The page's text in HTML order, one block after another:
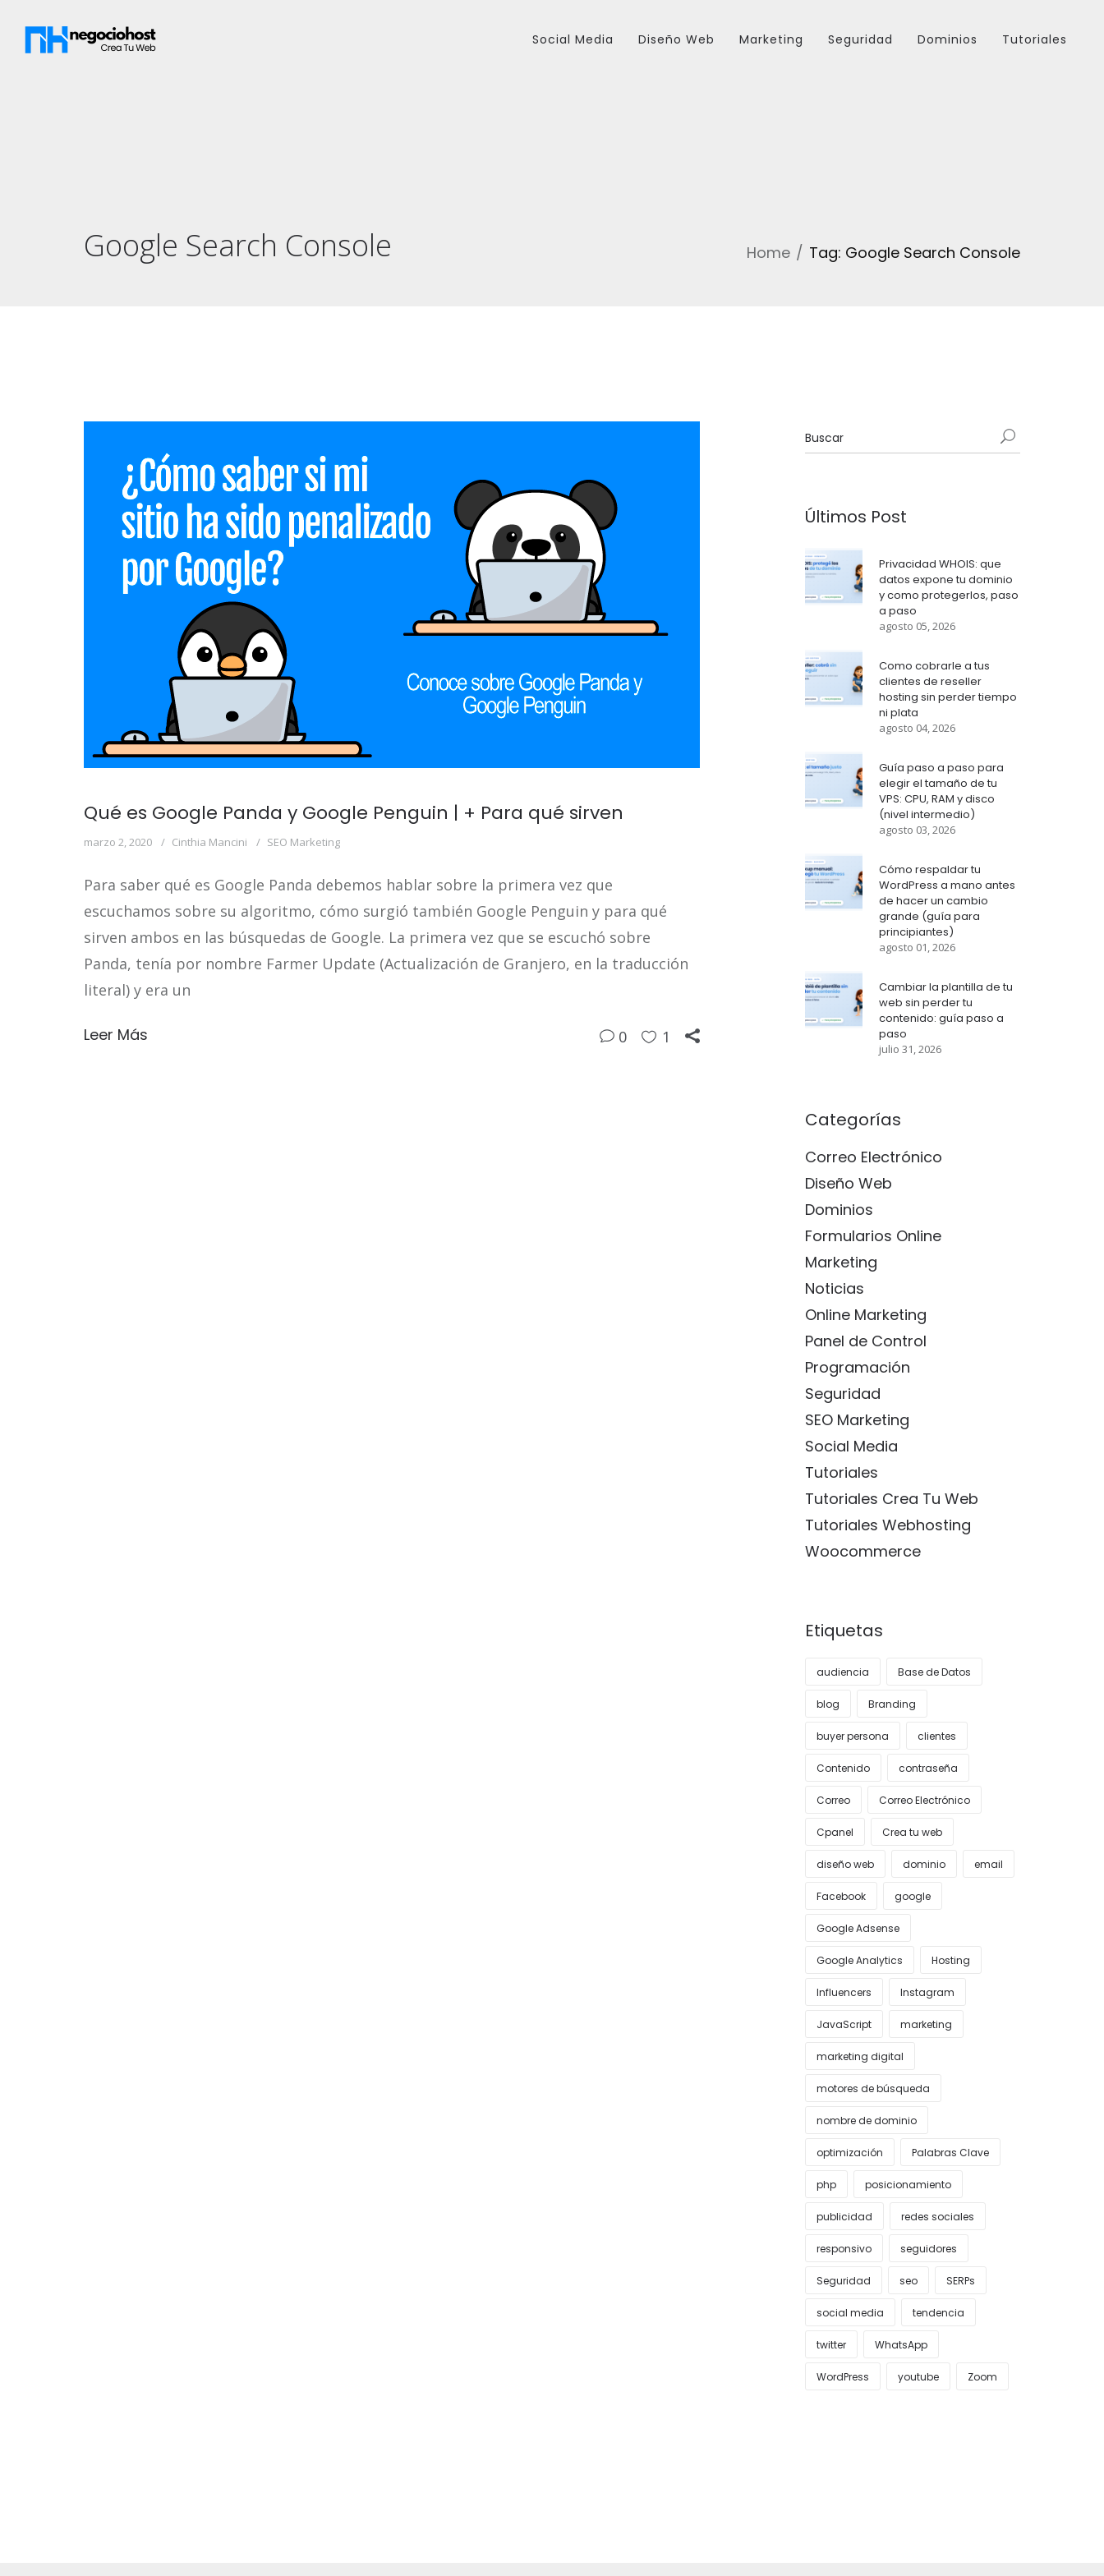
Social Media Diseño Web Marketing Seguridad Dominios Tutoriales
Google Search Console Home Tag: Google Search Console
Qué es Google Panda y Google Penguin | + Para qué sirven
marzo 2, 2020 Cinthia Mancini SEO Marketing
Para saber qué es Google Panda debemos hablar sobre la primera vez que
escuchamos sobre su algoritmo, cómo surgió también Google Penguin y para qué
sirven ambos en las búsquedas de Google. La primera vez que se escuchó sobre
Panda, tenía por nombre Farmer Update (Actualización de Granjero, en la traducción
literal) y era un
Leer Más 0 1
Últimos Post
Privacidad WHOIS: que
datos expone tu dominio
y como protegerlos, paso
a paso
agosto 05, 2026
Como cobrarle a tus
clientes de reseller
hosting sin perder tiempo
ni plata
agosto 04, 2026
Guía paso a paso para
elegir el tamaño de tu
VPS: CPU, RAM y disco
(nivel intermedio)
agosto 03, 2026
Cómo respaldar tu
WordPress a mano antes
de hacer un cambio
grande (guía para
principiantes)
agosto 01, 2026
Cambiar la plantilla de tu
web sin perder tu
contenido: guía paso a
paso
julio 31, 2026
Categorías
Correo Electrónico
Diseño Web
Dominios
Formularios Online
Marketing
Noticias
Online Marketing
Panel de Control
Programación
Seguridad
SEO Marketing
Social Media
Tutoriales
Tutoriales Crea Tu Web
Tutoriales Webhosting
Woocommerce
Etiquetas
audiencia Base de Datos
blog Branding
buyer persona clientes
Contenido contraseña
Correo Correo Electrónico
Cpanel Crea tu web
diseño web dominio email
Facebook google
Google Adsense
Google Analytics Hosting
Influencers Instagram
JavaScript marketing
marketing digital
motores de búsqueda
nombre de dominio
optimización Palabras Clave
php posicionamiento
publicidad redes sociales
responsivo seguidores
Seguridad seo SERPs
social media tendencia
twitter WhatsApp
WordPress youtube Zoom